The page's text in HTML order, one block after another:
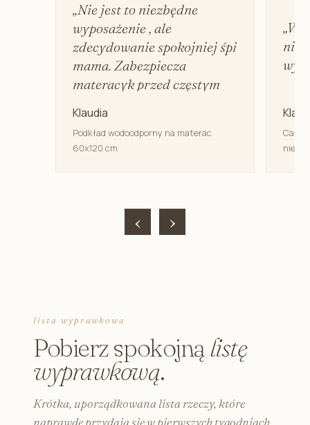
‹
„Nie jest to niezbędne
wyposażenie , ale
zdecydowanie spokojniej śpi
mama. Zabezpiecza
materacyk przed częstym
Klaudia
Podkład wodoodporny na materac
60x120 cm
nie
›
lista wyprawkowa
Pobierz spokojnąlistę
wyprawkową.
Krótka, uporządkowana lista rzeczy, które